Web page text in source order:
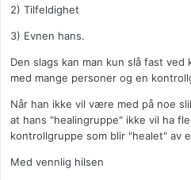
2) Tilfeldighet
3) Evnen hans.
Den slags kan man kun slå fast
med mange personer og en
Når han ikke vil være med på noe
at hans "healingruppe" ikke vil ha
kontrollgruppe som blir "healet" av
Med vennlig hilsen